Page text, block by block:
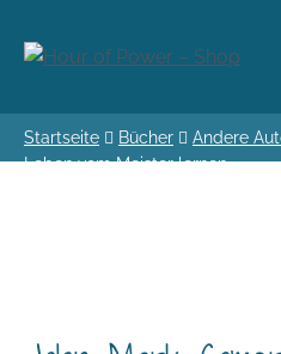
Startseite Bücher Andere
Leben vom Meister lernen